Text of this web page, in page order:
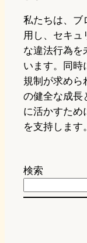
私たちは、ブ
用し、セキュ
な違法行為を
います。同時
規制が求めら
の健全な成長
に活かすため
を支持します。
検索